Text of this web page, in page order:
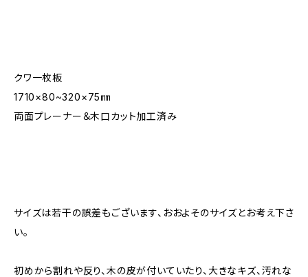
クワ一枚板
1710×80~320×75㎜
両面プレーナー＆木口カット加工済み
サイズは若干の誤差もございます、おおよそのサイズとお考え下さ
い。
初めから割れや反り、木の皮が付いていたり、大きなキズ、汚れな